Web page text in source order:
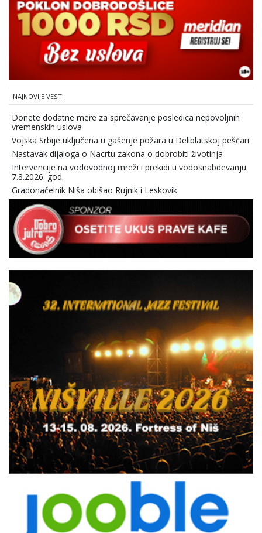
NAJNOVIJE VESTI
Donete dodatne mere za sprečavanje posledica nepovoljnih
vremenskih uslova
Vojska Srbije uključena u gašenje požara u Deliblatskoj peščari
Nastavak dijaloga o Nacrtu zakona o dobrobiti životinja
Intervencije na vodovodnoj mreži i prekidi u vodosnabdevanju
7.8.2026. god.
Gradonačelnik Niša obišao Rujnik i Leskovik